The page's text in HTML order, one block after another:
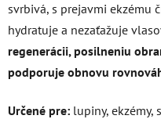
svrbivá, s prejavmi ekzému
hydratuje a nezaťažuje
regenerácii, posilneniu
podporuje obnovu
Určené pre: lupiny, ekzémy,